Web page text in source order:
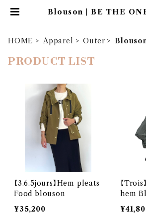
Blouson | BE THE
HOME Apparel Outer
PRODUCT LIST
【3.6.5jours】Hem pleats
Food blouson
¥35,200
【
hem